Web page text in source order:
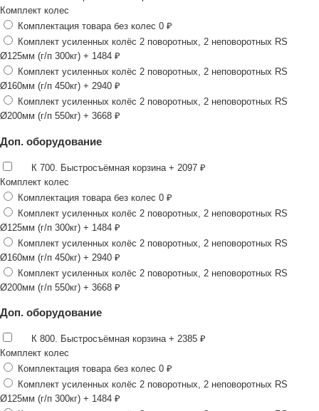
Комплект колес
Комплектация товара без колес 0 ₽
Комплект усиленных колёс 2 поворотных, 2 неповоротных RS
Ø125мм (г/п 300кг) + 1484 ₽
Комплект усиленных колёс 2 поворотных, 2 неповоротных RS
Ø160мм (г/п 450кг) + 2940 ₽
Комплект усиленных колёс 2 поворотных, 2 неповоротных RS
Ø200мм (г/п 550кг) + 3668 ₽
Доп. оборудование
К 700. Быстросъёмная корзина + 2097 ₽
Комплект колес
Комплектация товара без колес 0 ₽
Комплект усиленных колёс 2 поворотных, 2 неповоротных RS
Ø125мм (г/п 300кг) + 1484 ₽
Комплект усиленных колёс 2 поворотных, 2 неповоротных RS
Ø160мм (г/п 450кг) + 2940 ₽
Комплект усиленных колёс 2 поворотных, 2 неповоротных RS
Ø200мм (г/п 550кг) + 3668 ₽
Доп. оборудование
К 800. Быстросъёмная корзина + 2385 ₽
Комплект колес
Комплектация товара без колес 0 ₽
Комплект усиленных колёс 2 поворотных, 2 неповоротных RS
Ø125мм (г/п 300кг) + 1484 ₽